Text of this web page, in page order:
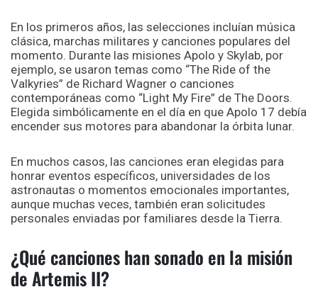
En los primeros años, las selecciones incluían música
clásica, marchas militares y canciones populares del
momento. Durante las misiones Apolo y Skylab, por
ejemplo, se usaron temas como “The Ride of the
Valkyries” de Richard Wagner o canciones
contemporáneas como “Light My Fire” de The Doors.
Elegida simbólicamente en el día en que Apolo 17 debía
encender sus motores para abandonar la órbita lunar.
En muchos casos, las canciones eran elegidas para
honrar eventos específicos, universidades de los
astronautas o momentos emocionales importantes,
aunque muchas veces, también eran solicitudes
personales enviadas por familiares desde la Tierra.
¿Qué canciones han sonado en la misión
de Artemis II?